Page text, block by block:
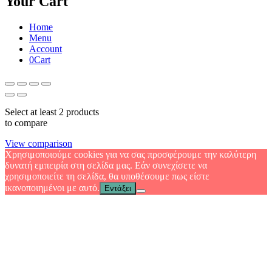
Home
Menu
Account
0Cart
Select at least 2 products
to compare
View comparison
Χρησιμοποιούμε cookies για να σας προσφέρουμε την καλύτερη
δυνατή εμπειρία στη σελίδα μας. Εάν συνεχίσετε να
χρησιμοποιείτε τη σελίδα, θα υποθέσουμε πως είστε
ικανοποιημένοι με αυτό.
Εντάξει